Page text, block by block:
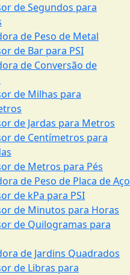
de Segundos para
de Peso de Metal
de Bar para PSI
de Conversão de
de Milhas para
de Jardas para Metros
de Centímetros para
de Metros para Pés
de Peso de Placa de Aço
de kPa para PSI
de Minutos para Horas
de Quilogramas para
de Jardins Quadrados
de Libras para